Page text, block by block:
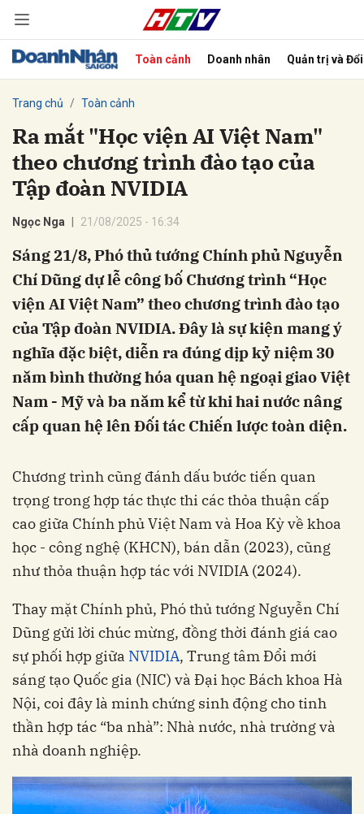
Toàn cảnh Doanh nhân Quản trị và
Trang chủ Toàn cảnh
Ra mắt "Học viện AI Việt Nam"
theo chương trình đào tạo của
Tập đoàn NVIDIA
Ngọc Nga 21/08/2025 - 16:34
Sáng 21/8, Phó thủ tướng Chính phủ Nguyễn
Chí Dũng dự lễ công bố Chương trình “Học
viện AI Việt Nam” theo chương trình đào tạo
của Tập đoàn NVIDIA. Đây là sự kiện mang ý
nghĩa đặc biệt, diễn ra đúng dịp kỷ niệm 30
năm bình thường hóa quan hệ ngoại giao Việt
Nam - Mỹ và ba năm kể từ khi hai nước nâng
cấp quan hệ lên Đối tác Chiến lược toàn diện.
Chương trình cũng đánh dấu bước tiến quan
trọng trong hợp tác thực thi các thỏa thuận cấp
cao giữa Chính phủ Việt Nam và Hoa Kỳ về khoa
học - công nghệ (KHCN), bán dẫn (2023), cũng
như thỏa thuận hợp tác với NVIDIA (2024).
Thay mặt Chính phủ, Phó thủ tướng Nguyễn Chí
Dũng gửi lời chúc mừng, đồng thời đánh giá cao
sự phối hợp giữa NVIDIA, Trung tâm Đổi mới
sáng tạo Quốc gia (NIC) và Đại học Bách khoa Hà
Nội, coi đây là minh chứng sinh động cho tinh
thần hợp tác “ba nhà”: Nhà nước, nhà trường và
nhà doanh nghiệp.
Hủy